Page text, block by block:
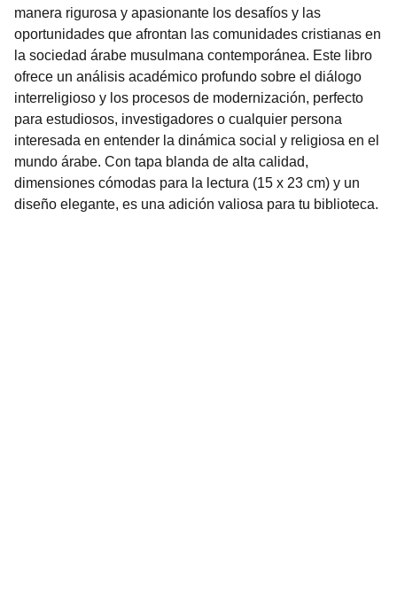
manera rigurosa y apasionante los desafíos y las
oportunidades que afrontan las comunidades cristianas en
la sociedad árabe musulmana contemporánea. Este libro
ofrece un análisis académico profundo sobre el diálogo
interreligioso y los procesos de modernización, perfecto
para estudiosos, investigadores o cualquier persona
interesada en entender la dinámica social y religiosa en el
mundo árabe. Con tapa blanda de alta calidad,
dimensiones cómodas para la lectura (15 x 23 cm) y un
diseño elegante, es una adición valiosa para tu biblioteca.